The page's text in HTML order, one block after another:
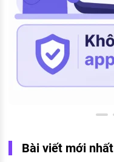
Bài viết mới nhất